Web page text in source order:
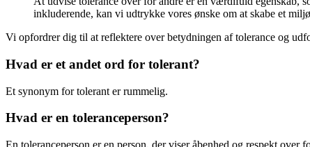
inkluderende, kan vi udtrykke vores ønske om at skabe et
Vi opfordrer dig til at reflektere over betydningen af tolerance og
Hvad er et andet ord for tolerant?
Et synonym for tolerant er rummelig.
Hvad er en toleranceperson?
En toleranceperson er en person, der viser åbenhed og respekt over